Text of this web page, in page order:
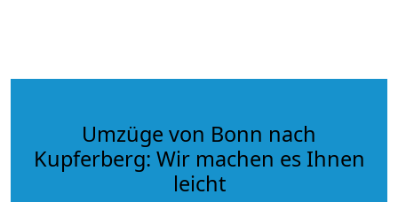
Umzüge von Bonn nach
Kupferberg: Wir machen es Ihnen
leicht